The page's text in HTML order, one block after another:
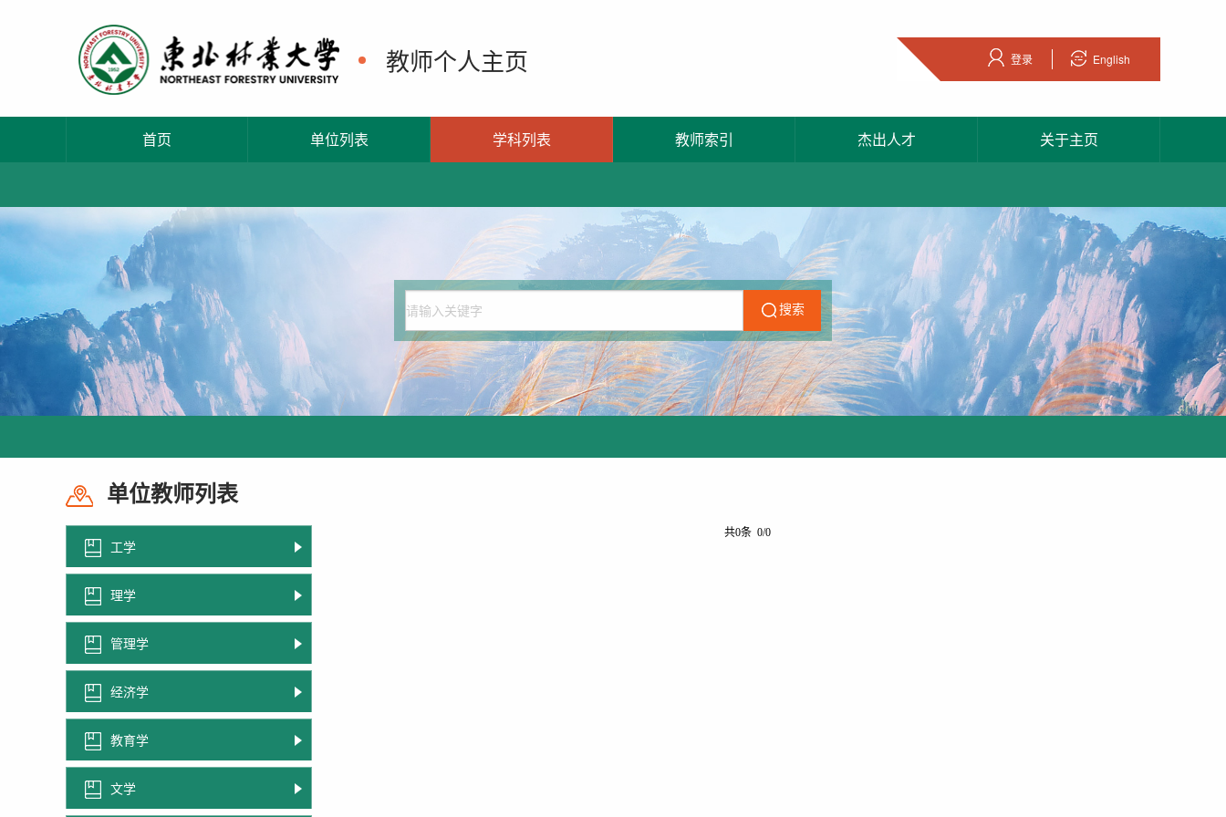
教师个人主页 登录 English
首页 单位列表 学科列表 教师索引 杰出人才 关于主页
搜索
单位教师列表
工学
理学
管理学
经济学
教育学
文学
共0条 0/0